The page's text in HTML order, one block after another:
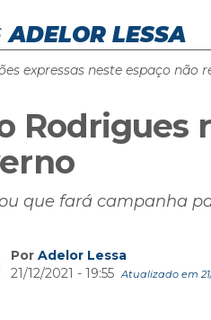
ADELOR LESSA
expressas neste espaço
Rodrigues
que fará campanha
Por Adelor Lessa
21/12/2021 - 19:55 Atualizado em 21/